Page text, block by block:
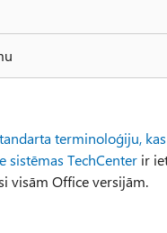
terminoloģiju,
sistēmas TechCenterir
visām Office versijām.